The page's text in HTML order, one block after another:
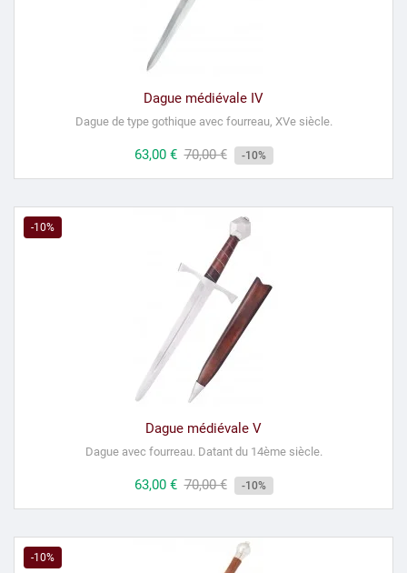
Dague médiévale IV
Dague de type gothique avec fourreau, XVe siècle.
Prix
63,00 € Prix
70,00 € -10%
-10%
Dague médiévale V
Dague avec fourreau. Datant du 14ème siècle.
Prix
63,00 € Prix
70,00 € -10%
-10%